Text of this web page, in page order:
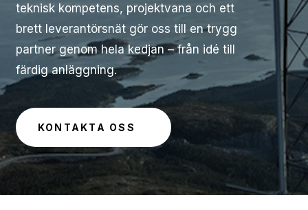
teknisk kompetens, projektvana och ett
brett leverantörsnät gör oss till en trygg
partner genom hela kedjan – från idé till
färdig anläggning.
KONTAKTA OSS